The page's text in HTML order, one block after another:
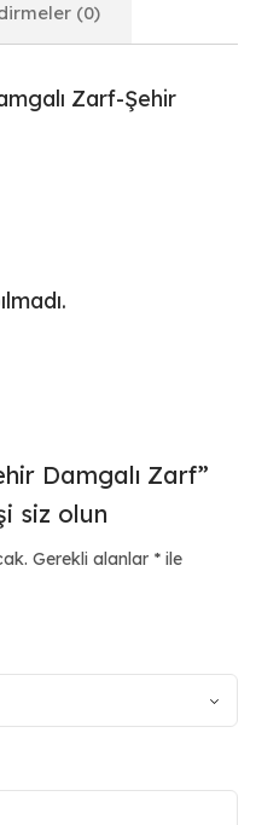
(0)
Zarf-Şehir
Damgalı Zarf”
siz olun
Gerekli alanlar * ile